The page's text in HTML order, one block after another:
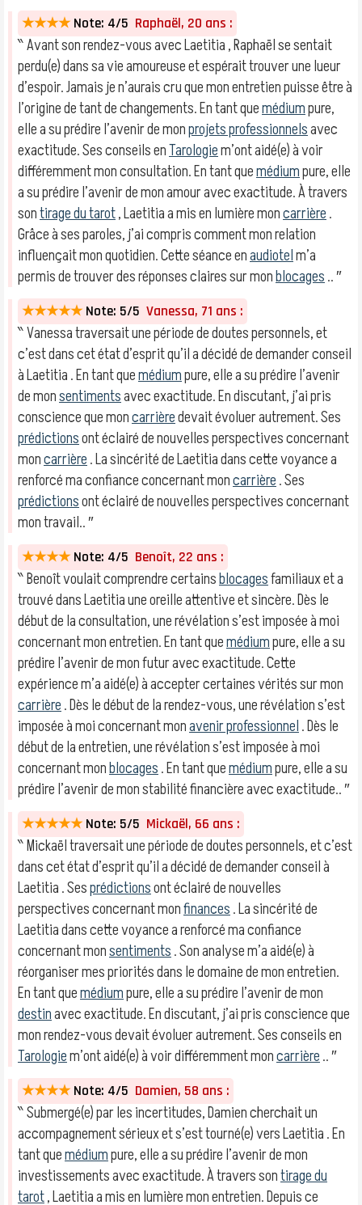
★★★★ Note: 4/5 Raphaël, 20 ans :
‶ Avant son rendez-vous avec Laetitia , Raphaël se sentait
perdu(e) dans sa vie amoureuse et espérait trouver une lueur
d’espoir. Jamais je n’aurais cru que mon entretien puisse être à
l’origine de tant de changements. En tant quemédiumpure,
elle a su prédire l’avenir de monprojets professionnelsavec
exactitude. Ses conseils enTarologiem’ont aidé(e) à voir
différemment mon consultation. En tant quemédiumpure, elle
a su prédire l’avenir de mon amour avec exactitude. À travers
sontirage du tarot, Laetitia a mis en lumière moncarrière.
Grâce à ses paroles, j’ai compris comment mon relation
influençait mon quotidien. Cette séance enaudiotelm’a
permis de trouver des réponses claires sur monblocages.. ″
★★★★★ Note: 5/5 Vanessa, 71 ans :
‶ Vanessa traversait une période de doutes personnels, et
c’est dans cet état d’esprit qu’il a décidé de demander conseil
à Laetitia . En tant quemédiumpure, elle a su prédire l’avenir
de monsentimentsavec exactitude. En discutant, j’ai pris
conscience que moncarrièredevait évoluer autrement. Ses
prédictionsont éclairé de nouvelles perspectives concernant
moncarrière. La sincérité de Laetitia dans cette voyance a
renforcé ma confiance concernant moncarrière. Ses
prédictionsont éclairé de nouvelles perspectives concernant
mon travail.. ″
★★★★ Note: 4/5 Benoît, 22 ans :
‶ Benoît voulait comprendre certainsblocagesfamiliaux et a
trouvé dans Laetitia une oreille attentive et sincère. Dès le
début de la consultation, une révélation s’est imposée à moi
concernant mon entretien. En tant quemédiumpure, elle a su
prédire l’avenir de mon futur avec exactitude. Cette
expérience m’a aidé(e) à accepter certaines vérités sur mon
carrière. Dès le début de la rendez-vous, une révélation s’est
imposée à moi concernant monavenir professionnel. Dès le
début de la entretien, une révélation s’est imposée à moi
concernant monblocages. En tant quemédiumpure, elle a su
prédire l’avenir de mon stabilité financière avec exactitude.. ″
★★★★★ Note: 5/5 Mickaël, 66 ans :
‶ Mickaël traversait une période de doutes personnels, et c’est
dans cet état d’esprit qu’il a décidé de demander conseil à
Laetitia . Sesprédictionsont éclairé de nouvelles
perspectives concernant monfinances. La sincérité de
Laetitia dans cette voyance a renforcé ma confiance
concernant monsentiments. Son analyse m’a aidé(e) à
réorganiser mes priorités dans le domaine de mon entretien.
En tant quemédiumpure, elle a su prédire l’avenir de mon
destinavec exactitude. En discutant, j’ai pris conscience que
mon rendez-vous devait évoluer autrement. Ses conseils en
Tarologiem’ont aidé(e) à voir différemment moncarrière.. ″
★★★★ Note: 4/5 Damien, 58 ans :
‶ Submergé(e) par les incertitudes, Damien cherchait un
accompagnement sérieux et s’est tourné(e) vers Laetitia . En
tant quemédiumpure, elle a su prédire l’avenir de mon
investissements avec exactitude. À travers sontirage du
tarot, Laetitia a mis en lumière mon entretien. Depuis ce